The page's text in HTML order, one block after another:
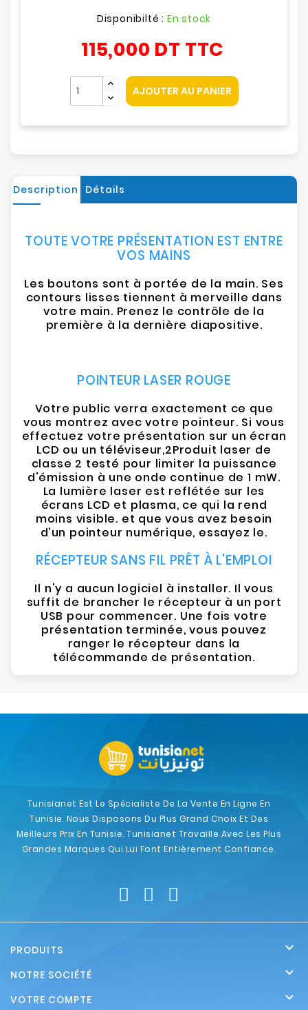
Disponibilté : En stock
115,000 DT TTC
AJOUTER AU PANIER
Description Détails
TOUTE VOTRE PRÉSENTATION EST ENTRE
VOS MAINS
Les boutons sont à portée de la main. Ses
contours lisses tiennent à merveille dans
votre main. Prenez le contrôle de la
première à la dernière diapositive.
POINTEUR LASER ROUGE
Votre public verra exactement ce que
vous montrez avec votre pointeur. Si vous
effectuez votre présentation sur un écran
LCD ou un téléviseur,2Produit laser de
classe 2 testé pour limiter la puissance
d'émission à une onde continue de 1 mW.
La lumière laser est reflétée sur les
écrans LCD et plasma, ce qui la rend
moins visible. et que vous avez besoin
d’un pointeur numérique, essayez le.
RÉCEPTEUR SANS FIL PRÊT À L'EMPLOI
Il n'y a aucun logiciel à installer. Il vous
suffit de brancher le récepteur à un port
USB pour commencer. Une fois votre
présentation terminée, vous pouvez
ranger le récepteur dans la
télécommande de présentation.
Tunisianet Est Le Spécialiste De La Vente En Ligne En
Tunisie. Nous Disposons Du Plus Grand Choix Et Des
Meilleurs Prix En Tunisie. Tunisianet Travaille Avec Les Plus
Grandes Marques Qui Lui Font Entièrement Confiance.
PRODUITS 
NOTRE SOCIÉTÉ 
VOTRE COMPTE 